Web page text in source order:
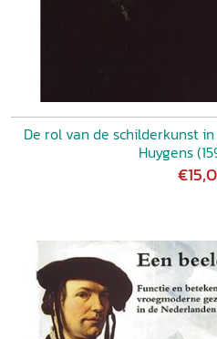
De rol van de schilderkunst
Huygens